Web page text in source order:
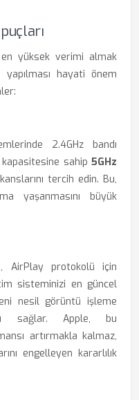
yüksek verimi almak
yapılması hayati önem
2.4GHz bandı
sahip 5GHz
tercih edin. Bu,
yaşanmasını büyük
AirPlay protokolü için
sisteminizi en güncel
nesil görüntü işleme
sağlar. Apple, bu
artırmakla kalmaz,
engelleyen kararlılık